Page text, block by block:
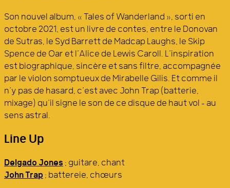
Son nouvel album, « Tales of Wanderland », sorti en
octobre 2021, est un livre de contes, entre le Donovan
de Sutras, le Syd Barrett de Madcap Laughs, le Skip
Spence de Oar et l’Alice de Lewis Caroll. L’inspiration
est biographique, sincère et sans filtre, accompagnée
par le violon somptueux de Mirabelle Gilis. Et comme il
n’y pas de hasard, c’est avec John Trap (batterie,
mixage) qu’il signe le son de ce disque de haut vol – au
sens astral.
Line Up
Delgado Jones : guitare, chant
John Trap : battereie, chœurs